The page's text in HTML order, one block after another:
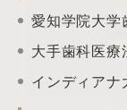
愛知学院大学
大手歯科医療
インディアナ